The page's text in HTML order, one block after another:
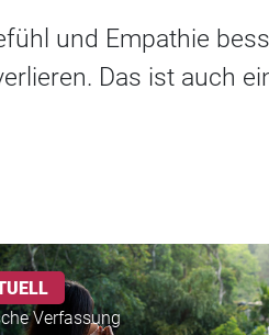
und Empathie
Das ist auch
Verfassung